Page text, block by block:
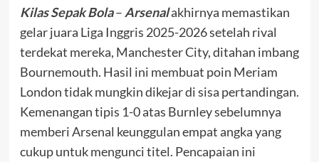
Kilas Sepak Bola– Arsenalakhirnya memastikan
gelar juara Liga Inggris 2025-2026 setelah rival
terdekat mereka, Manchester City, ditahan imbang
Bournemouth. Hasil ini membuat poin Meriam
London tidak mungkin dikejar di sisa pertandingan.
Kemenangan tipis 1-0 atas Burnley sebelumnya
memberi Arsenal keunggulan empat angka yang
cukup untuk mengunci titel. Pencapaian ini